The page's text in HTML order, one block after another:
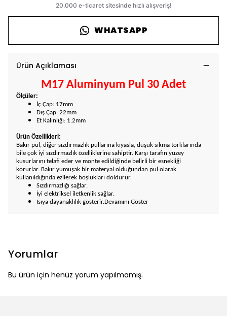
WHATSAPP
Ürün Açıklaması
M17 Aluminyum Pul 30 Adet
Ölçüler:
İç Çap: 17mm
Dış Çap: 22mm
Et Kalınlığı: 1.2mm
Ürün Özellikleri:
Bakır pul, diğer sızdırmazlık pullarına kıyasla, düşük sıkma torklarında
bile çok iyi sızdırmazlık özelliklerine sahiptir. Karşı tarafın yüzey
kusurlarını telafi eder ve monte edildiğinde belirli bir esnekliği
korurlar. Bakır yumuşak bir materyal olduğundan pul olarak
kullanıldığında ezilerek boşlukları doldurur.
Sızdırmazlığı sağlar.
İyi elektriksel iletkenlik sağlar.
Isıya dayanaklılık gösterir.Devamını Göster
Yorumlar
Bu ürün için henüz yorum yapılmamış.